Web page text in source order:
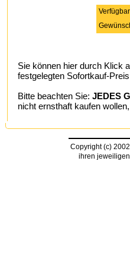
Sie können hier durch Klick
festgelegten Sofortkauf-
Bitte beachten Sie: JEDES
nicht ernsthaft kaufen
Copyright (c)
ihren